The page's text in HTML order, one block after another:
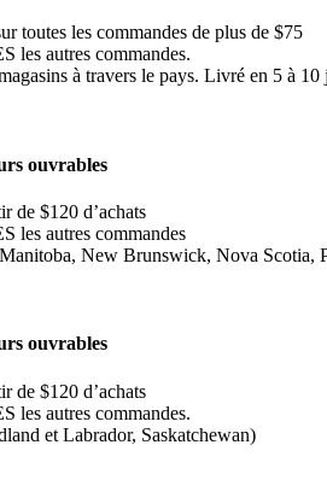
les commandes de plus de $75
les autres commandes.
à travers le pays. Livré en 5 à 10
ouvrables
de $120 d’achats
les autres commandes
New Brunswick, Nova Scotia,
ouvrables
de $120 d’achats
les autres commandes.
et Labrador, Saskatchewan)